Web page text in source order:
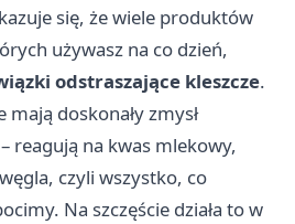
się, że wiele produktów
używasz na co dzień,
odstraszające kleszcze.
mają doskonały zmysł
reagują na kwas mlekowy,
czyli wszystko, co
Na szczęście działa to w